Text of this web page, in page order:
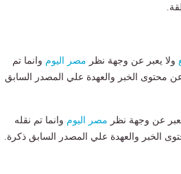
ولا يعبر عن وجهة نظر مصر اليوم وانما تم
محتوى الخبر والعهدة علي المصدر السابق
عن وجهة نظر مصر اليوم وانما تم نقله
الخبر والعهدة علي المصدر السابق ذكرة.